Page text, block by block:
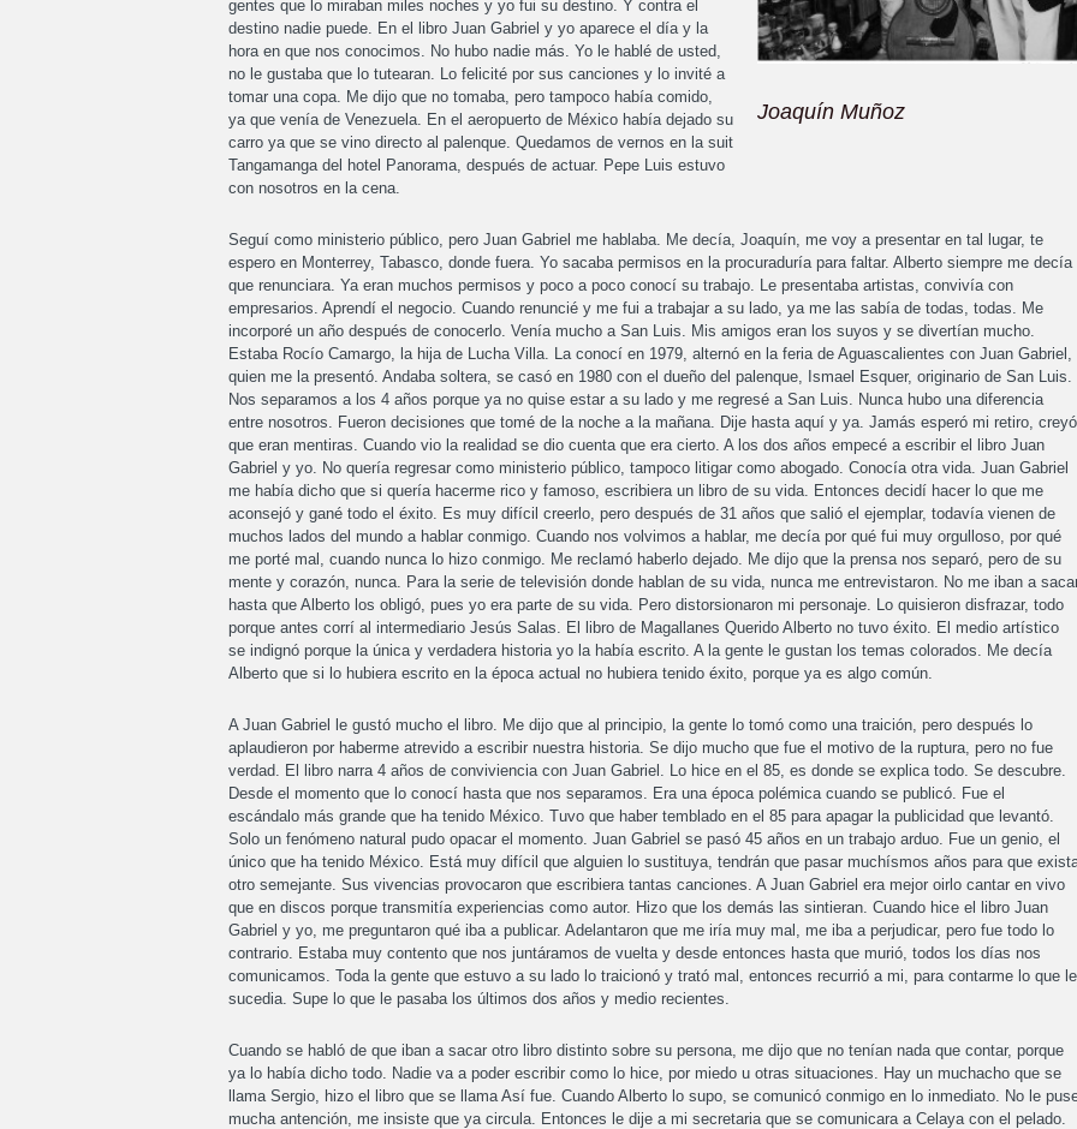
Joaquín Muñoz
gentes que lo miraban miles noches y yo fui su destino. Y contra el
destino nadie puede. En el libro Juan Gabriel y yo aparece el día y la
hora en que nos conocimos. No hubo nadie más. Yo le hablé de usted,
no le gustaba que lo tutearan. Lo felicité por sus canciones y lo invité a
tomar una copa. Me dijo que no tomaba, pero tampoco había comido,
ya que venía de Venezuela. En el aeropuerto de México había dejado su
carro ya que se vino directo al palenque. Quedamos de vernos en la suit
Tangamanga del hotel Panorama, después de actuar. Pepe Luis estuvo
con nosotros en la cena.
Seguí como ministerio público, pero Juan Gabriel me hablaba. Me decía, Joaquín, me voy a presentar en tal lugar, te
espero en Monterrey, Tabasco, donde fuera. Yo sacaba permisos en la procuraduría para faltar. Alberto siempre me decía
que renunciara. Ya eran muchos permisos y poco a poco conocí su trabajo. Le presentaba artistas, convivía con
empresarios. Aprendí el negocio. Cuando renuncié y me fui a trabajar a su lado, ya me las sabía de todas, todas. Me
incorporé un año después de conocerlo. Venía mucho a San Luis. Mis amigos eran los suyos y se divertían mucho.
Estaba Rocío Camargo, la hija de Lucha Villa. La conocí en 1979, alternó en la feria de Aguascalientes con Juan Gabriel,
quien me la presentó. Andaba soltera, se casó en 1980 con el dueño del palenque, Ismael Esquer, originario de San Luis.
Nos separamos a los 4 años porque ya no quise estar a su lado y me regresé a San Luis. Nunca hubo una diferencia
entre nosotros. Fueron decisiones que tomé de la noche a la mañana. Dije hasta aquí y ya. Jamás esperó mi retiro, creyó
que eran mentiras. Cuando vio la realidad se dio cuenta que era cierto. A los dos años empecé a escribir el libro Juan
Gabriel y yo. No quería regresar como ministerio público, tampoco litigar como abogado. Conocía otra vida. Juan Gabriel
me había dicho que si quería hacerme rico y famoso, escribiera un libro de su vida. Entonces decidí hacer lo que me
aconsejó y gané todo el éxito. Es muy difícil creerlo, pero después de 31 años que salió el ejemplar, todavía vienen de
muchos lados del mundo a hablar conmigo. Cuando nos volvimos a hablar, me decía por qué fui muy orgulloso, por qué
me porté mal, cuando nunca lo hizo conmigo. Me reclamó haberlo dejado. Me dijo que la prensa nos separó, pero de su
mente y corazón, nunca. Para la serie de televisión donde hablan de su vida, nunca me entrevistaron. No me iban a
hasta que Alberto los obligó, pues yo era parte de su vida. Pero distorsionaron mi personaje. Lo quisieron disfrazar, todo
porque antes corrí al intermediario Jesús Salas. El libro de Magallanes Querido Alberto no tuvo éxito. El medio artístico
se indignó porque la única y verdadera historia yo la había escrito. A la gente le gustan los temas colorados. Me decía
Alberto que si lo hubiera escrito en la época actual no hubiera tenido éxito, porque ya es algo común.
A Juan Gabriel le gustó mucho el libro. Me dijo que al principio, la gente lo tomó como una traición, pero después lo
aplaudieron por haberme atrevido a escribir nuestra historia. Se dijo mucho que fue el motivo de la ruptura, pero no fue
verdad. El libro narra 4 años de conviviencia con Juan Gabriel. Lo hice en el 85, es donde se explica todo. Se descubre.
Desde el momento que lo conocí hasta que nos separamos. Era una época polémica cuando se publicó. Fue el
escándalo más grande que ha tenido México. Tuvo que haber temblado en el 85 para apagar la publicidad que levantó.
Solo un fenómeno natural pudo opacar el momento. Juan Gabriel se pasó 45 años en un trabajo arduo. Fue un genio, el
único que ha tenido México. Está muy difícil que alguien lo sustituya, tendrán que pasar muchísmos años para que
otro semejante. Sus vivencias provocaron que escribiera tantas canciones. A Juan Gabriel era mejor oirlo cantar en vivo
que en discos porque transmitía experiencias como autor. Hizo que los demás las sintieran. Cuando hice el libro Juan
Gabriel y yo, me preguntaron qué iba a publicar. Adelantaron que me iría muy mal, me iba a perjudicar, pero fue todo lo
contrario. Estaba muy contento que nos juntáramos de vuelta y desde entonces hasta que murió, todos los días nos
comunicamos. Toda la gente que estuvo a su lado lo traicionó y trató mal, entonces recurrió a mi, para contarme lo que le
sucedia. Supe lo que le pasaba los últimos dos años y medio recientes.
Cuando se habló de que iban a sacar otro libro distinto sobre su persona, me dijo que no tenían nada que contar, porque
ya lo había dicho todo. Nadie va a poder escribir como lo hice, por miedo u otras situaciones. Hay un muchacho que se
llama Sergio, hizo el libro que se llama Así fue. Cuando Alberto lo supo, se comunicó conmigo en lo inmediato. No le
mucha antención, me insiste que ya circula. Entonces le dije a mi secretaria que se comunicara a Celaya con el pelado.